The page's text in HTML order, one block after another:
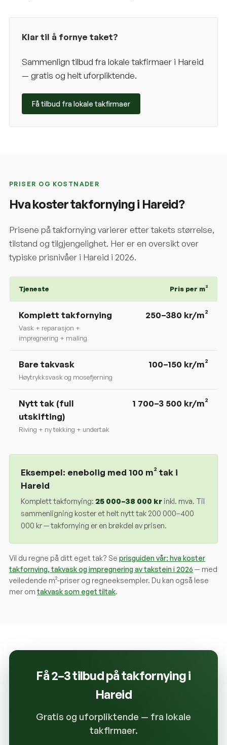
Klar til å fornye taket?
Sammenlign tilbud fra lokale takfirmaer i Hareid
— gratis og helt uforpliktende.
Få tilbud fra lokale takfirmaer
PRISER OG KOSTNADER
Hva koster takfornying i Hareid?
Prisene på takfornying varierer etter takets størrelse,
tilstand og tilgjengelighet. Her er en oversikt over
typiske prisnivåer i Hareid i 2026.
Tjeneste Pris per m²
Komplett takfornying
Vask + reparasjon +
impregnering + maling
250–380 kr/m²
Bare takvask
Høytrykksvask og mosefjerning
100–150 kr/m²
Nytt tak (full
utskifting)
Riving + ny tekking + undertak
1 700–3 500 kr/m²
Eksempel: enebolig med 100 m² tak i
Hareid
Komplett takfornying: 25 000–38 000 kr inkl. mva. Til
sammenligning koster et helt nytt tak 200 000–400
000 kr — takfornying er en brøkdel av prisen.
Vil du regne på ditt eget tak? Se prisguiden vår: hva koster
takfornying, takvask og impregnering av takstein i 2026 — med
veiledende m²-priser og regneeksempler. Du kan også lese
mer om takvask som eget tiltak.
Få 2–3 tilbud på takfornying i
Hareid
Gratis og uforpliktende — fra lokale
takfirmaer.